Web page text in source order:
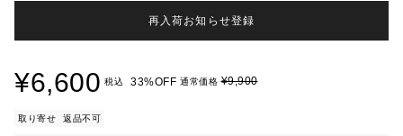
再入荷お知らせ登録
¥6,600 税込 33%OFF 通常価格¥9,900
取り寄せ 返品不可